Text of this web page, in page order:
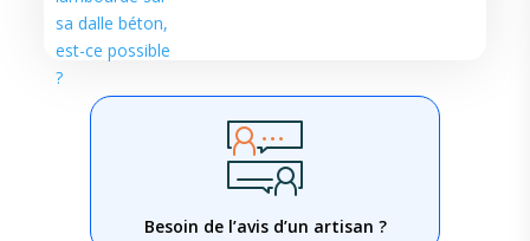
Besoin de l’avis d’un artisan ?